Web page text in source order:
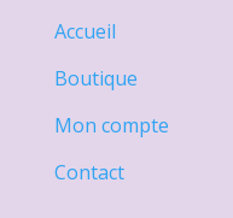
Accueil
Boutique
Mon compte
Contact